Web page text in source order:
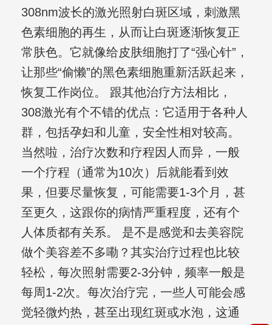
308nm波长的激光照射白斑区域，刺激黑
色素细胞的再生，从而让白斑逐渐恢复正
常肤色。它就像给皮肤细胞打了“强心针”，
让那些“偷懒”的黑色素细胞重新活跃起来，
恢复工作岗位。 跟其他治疗方法相比，
308激光有个不错的优点：它适用于各种人
群，包括孕妇和儿童，安全性相对较高。
当然啦，治疗次数和疗程因人而异，一般
一个疗程（通常为10次）后就能看到效
果，但要尽量恢复，可能需要1-3个月，甚
至更久，这跟你的病情严重程度，还有个
人体质都有关系。 是不是感觉和去美容院
做个美容差不多嘞？其实治疗过程也比较
轻松，每次照射需要2-3分钟，频率一般是
每周1-2次。每次治疗完，一些人可能会感
觉轻微灼热，甚至出现红斑或水泡，这通